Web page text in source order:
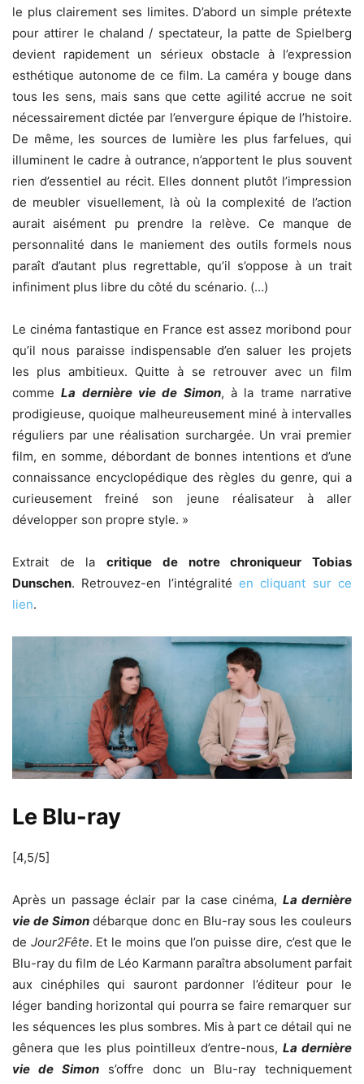
le plus clairement ses limites. D’abord un simple prétexte
pour attirer le chaland / spectateur, la patte de Spielberg
devient rapidement un sérieux obstacle à l’expression
esthétique autonome de ce film. La caméra y bouge dans
tous les sens, mais sans que cette agilité accrue ne soit
nécessairement dictée par l’envergure épique de l’histoire.
De même, les sources de lumière les plus farfelues, qui
illuminent le cadre à outrance, n’apportent le plus souvent
rien d’essentiel au récit. Elles donnent plutôt l’impression
de meubler visuellement, là où la complexité de l’action
aurait aisément pu prendre la relève. Ce manque de
personnalité dans le maniement des outils formels nous
paraît d’autant plus regrettable, qu’il s’oppose à un trait
infiniment plus libre du côté du scénario. (…)
Le cinéma fantastique en France est assez moribond pour
qu’il nous paraisse indispensable d’en saluer les projets
les plus ambitieux. Quitte à se retrouver avec un film
commeLa dernière vie de Simon, à la trame narrative
prodigieuse, quoique malheureusement miné à intervalles
réguliers par une réalisation surchargée. Un vrai premier
film, en somme, débordant de bonnes intentions et d’une
connaissance encyclopédique des règles du genre, qui a
curieusement freiné son jeune réalisateur à aller
développer son propre style. »
Extrait de lacritique de notre chroniqueur Tobias
Dunschen. Retrouvez-en l’intégralité en cliquant sur ce
lien.
Le Blu-ray
[4,5/5]
Après un passage éclair par la case cinéma, La dernière
vie de Simondébarque donc en Blu-ray sous les couleurs
de Jour2Fête. Et le moins que l’on puisse dire, c’est que le
Blu-ray du film de Léo Karmann paraîtra absolument parfait
aux cinéphiles qui sauront pardonner l’éditeur pour le
léger banding horizontal qui pourra se faire remarquer sur
les séquences les plus sombres. Mis à part ce détail qui ne
gênera que les plus pointilleux d’entre-nous, La dernière
vie de Simon s’offre donc un Blu-ray techniquement